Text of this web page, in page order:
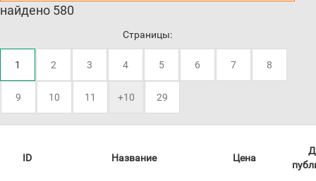
найдено 580
Страницы:
1 2 3 4 5 6 7 8
9 10 11 +10 29
ID Название Цена